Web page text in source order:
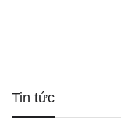
Tin tức